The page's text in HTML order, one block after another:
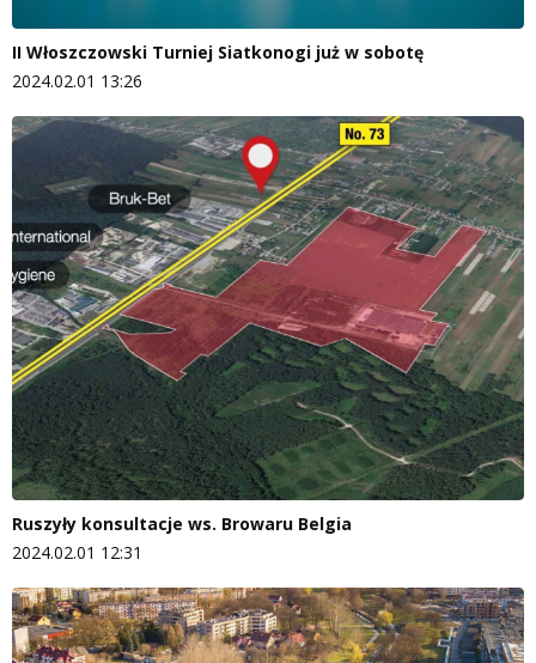
II Włoszczowski Turniej Siatkonogi już w sobotę
2024.02.01 13:26
Ruszyły konsultacje ws. Browaru Belgia
2024.02.01 12:31